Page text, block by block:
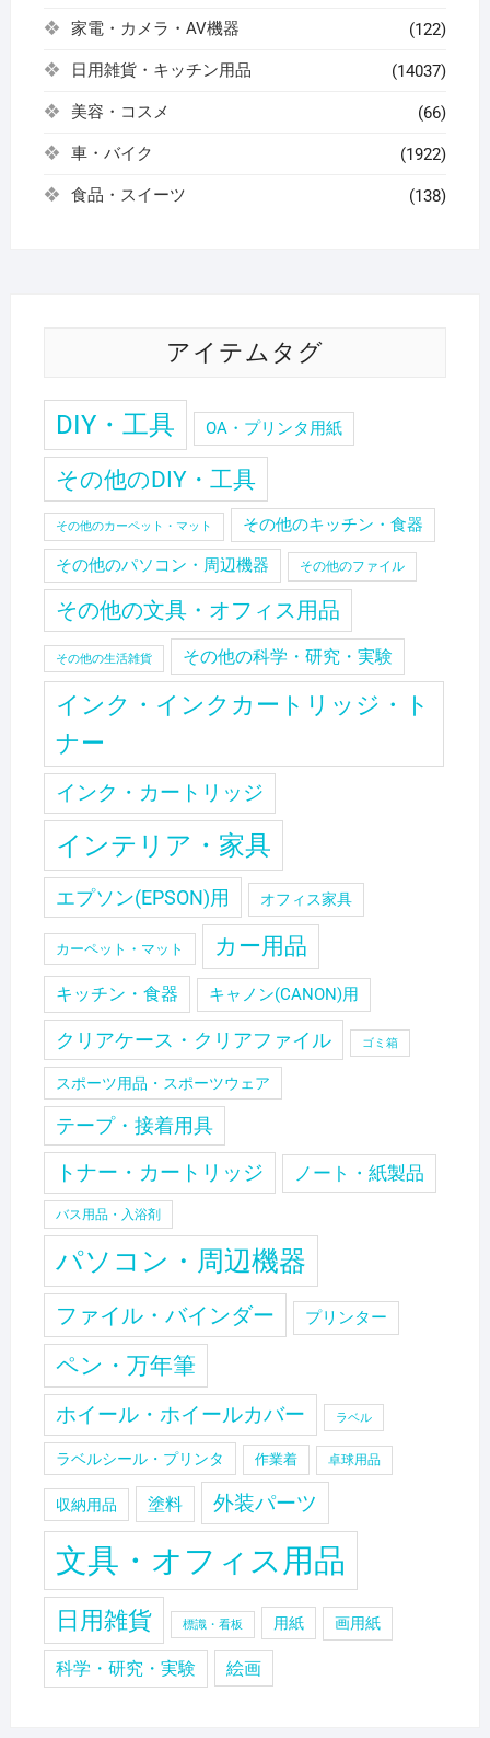
家電・カメラ・AV機器 (122)
日用雑貨・キッチン用品 (14037)
美容・コスメ (66)
車・バイク (1922)
食品・スイーツ (138)
アイテムタグ
DIY・工具 OA・プリンタ用紙
その他のDIY・工具
その他のカーペット・マット その他のキッチン・食器
その他のパソコン・周辺機器 その他のファイル
その他の文具・オフィス用品
その他の生活雑貨 その他の科学・研究・実験
インク・インクカートリッジ・ト
ナー
インク・カートリッジ
インテリア・家具
エプソン(EPSON)用 オフィス家具
カーペット・マット カー用品
キッチン・食器 キャノン(CANON)用
クリアケース・クリアファイル ゴミ箱
スポーツ用品・スポーツウェア
テープ・接着用具
トナー・カートリッジ ノート・紙製品
バス用品・入浴剤
パソコン・周辺機器
ファイル・バインダー プリンター
ペン・万年筆
ホイール・ホイールカバー ラベル
ラベルシール・プリンタ 作業着 卓球用品
収納用品 塗料 外装パーツ
文具・オフィス用品
日用雑貨 標識・看板 用紙 画用紙
科学・研究・実験 絵画